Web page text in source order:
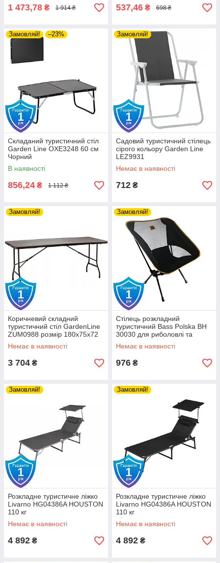
1 473,78 ₴ 1 914 ₴ 537,46 ₴ 698 ₴
Замовляй! –23%
Складаний туристичний стіл
Garden Line OXE3248 60 см
Чорний
В наявності
856,24 ₴ 1 112 ₴
Замовляй!
Садовий туристичний стілець
сірого кольору Garden Line
LEZ9931
Немає в наявності
712 ₴
Замовляй!
Коричневий складний
туристичний стіл GardenLine
ZUM0988 розмір 180x75x72
см
Немає в наявності
3 704 ₴
Замовляй!
Стілець розкладний
туристичний Bass Polska BH
30030 для риболовлі та
відпочинку
Немає в наявності
976 ₴
Замовляй!
Розкладне туристичне ліжко
Livarno HG04386A HOUSTON
110 кг
Немає в наявності
4 892 ₴
Замовляй!
Розкладне туристичне ліжко
Livarno HG04386A HOUSTON
110 кг
Немає в наявності
4 892 ₴